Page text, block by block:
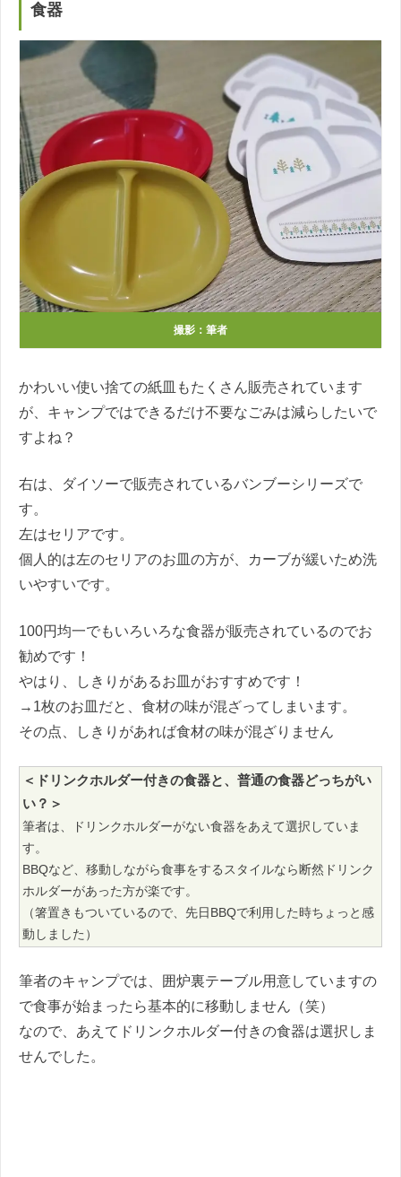
食器
撮影：筆者
かわいい使い捨ての紙皿もたくさん販売されています
が、キャンプではできるだけ不要なごみは減らしたいで
すよね？
右は、ダイソーで販売されているバンブーシリーズで
す。
左はセリアです。
個人的は左のセリアのお皿の方が、カーブが緩いため洗
いやすいです。
100円均一でもいろいろな食器が販売されているのでお
勧めです！
やはり、しきりがあるお皿がおすすめです！
→1枚のお皿だと、食材の味が混ざってしまいます。
その点、しきりがあれば食材の味が混ざりません
＜ドリンクホルダー付きの食器と、普通の食器どっちがい
い？＞
筆者は、ドリンクホルダーがない食器をあえて選択していま
す。
BBQなど、移動しながら食事をするスタイルなら断然ドリンク
ホルダーがあった方が楽です。
（箸置きもついているので、先日BBQで利用した時ちょっと感
動しました）
筆者のキャンプでは、囲炉裏テーブル用意していますの
で食事が始まったら基本的に移動しません（笑）
なので、あえてドリンクホルダー付きの食器は選択しま
せんでした。